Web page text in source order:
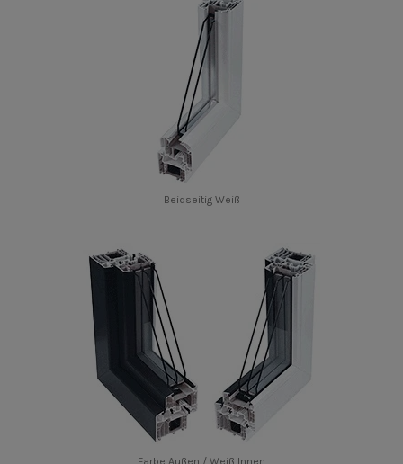
Beidseitig Weiß